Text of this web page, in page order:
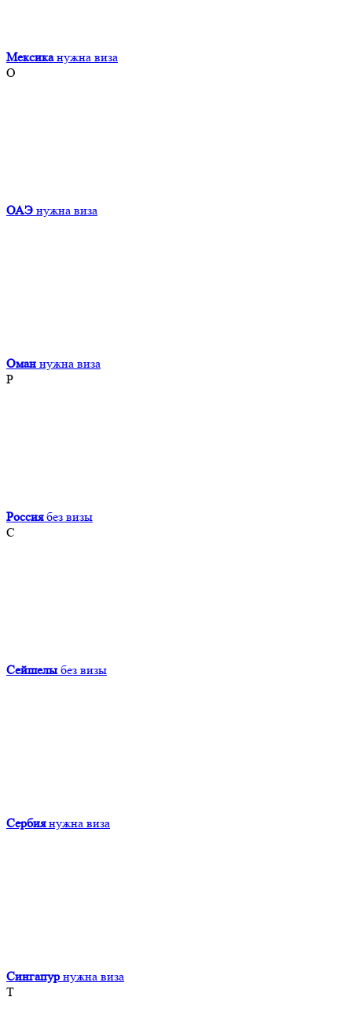
Мексика нужна виза
О
ОАЭ нужна виза
Оман нужна виза
Р
Россия без визы
С
Сейшелы без визы
Сербия нужна виза
Сингапур нужна виза
Т